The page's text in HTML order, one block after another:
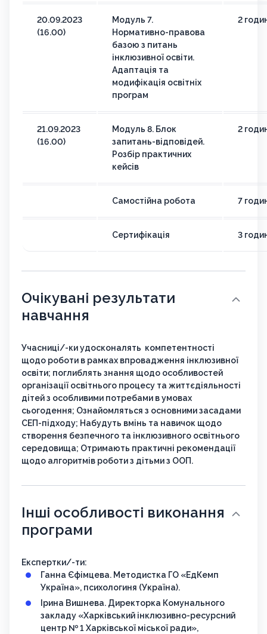
20.09.2023
(16.00)
Модуль 7.
Нормативно-правова
базою з питань
інклюзивної освіти.
Адаптація та
модифікація освітніх
програм
2
21.09.2023
(16.00)
Модуль 8. Блок
запитань-відповідей.
Розбір практичних
кейсів
2
Самостійна робота 7
Сертифікація 3
Очікувані результати
навчання
Учасниці/-ки удосконалять компетентності
щодо роботи в рамках впровадження інклюзивної
освіти; поглиблять знання щодо особливостей
організації освітнього процесу та життєдіяльності
дітей з особливими потребами в умовах
сьогодення; Ознайомляться з основними засадами
СЕП-підходу; Набудуть вмінь та навичок щодо
створення безпечного та інклюзивного освітнього
середовища; Отримають практичні рекомендації
щодо алгоритмів роботи з дітьми з ООП.
Інші особливості виконання
програми
Експертки/-ти:
Ганна Єфімцева. Методистка ГО «ЕдКемп
Україна», психологиня (Україна).
Ірина Вишнева. Директорка Комунального
закладу «Харківський інклюзивно-ресурсний
центр № 1 Харківської міської ради»,